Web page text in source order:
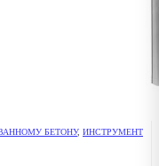
БЕТОНУ, ИНСТРУМЕНТ